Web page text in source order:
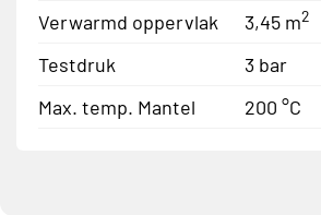
Verwarmd oppervlak
3,45 m2
Testdruk
3 bar
Max. temp. Mantel
200 °C